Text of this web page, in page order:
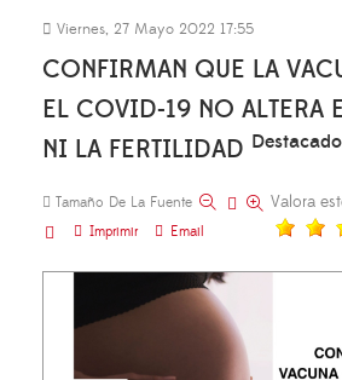
Viernes, 27 Mayo 2022 17:55
CONFIRMAN QUE LA
EL COVID-19 NO ALTERA
NI LA FERTILIDAD Destacado
Tamaño De La Fuente
Imprimir
Email
Valora